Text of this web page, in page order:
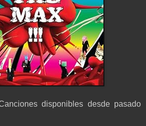
disponibles desde pasado